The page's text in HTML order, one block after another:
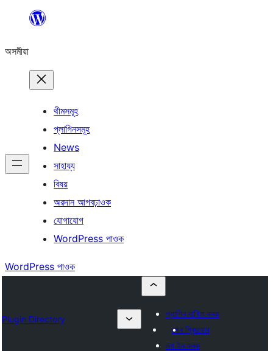
বিষয়বস্তুলৈ
অসমীয়া
থীমসমূহ
প্লাগিনসমূহ
News
সাহায্য
বিষয়
অৱদান আগবঢ়াওক
যোগাযোগ
WordPress পাওক
WordPress পাওক
Plugin Directory
প্লাগিন দাখিল কৰক
মোৰ প্ৰিয়বোৰ
লগ ইন কৰক